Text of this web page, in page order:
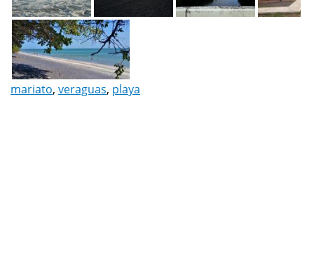
mariato, veraguas, playa